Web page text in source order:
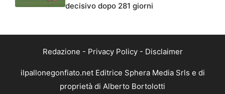
decisivo dopo 281 giorni
Redazione - Privacy Policy- Disclaimer
ilpallonegonfiato.net Editrice Sphera Media Srls e di
proprietà di Alberto Bortolotti